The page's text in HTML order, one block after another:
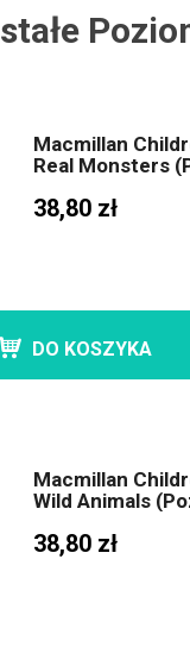
Macmillan
Real Monsters
38,80 zł
DO KOSZYKA
Macmillan
Wild Animals
38,80 zł